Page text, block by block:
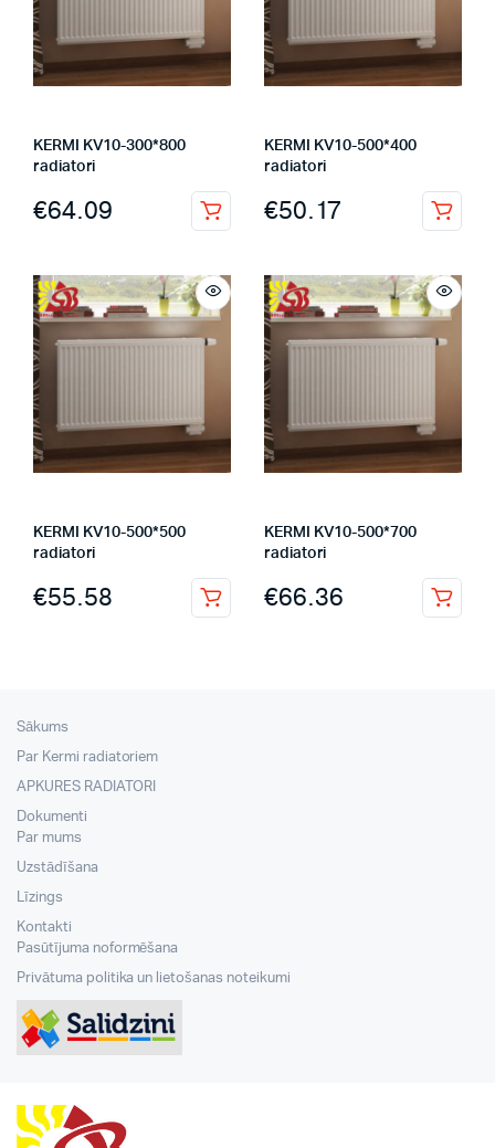
KERMI KV10-300*800
radiatori
€64.09
KERMI KV10-500*400
radiatori
€50.17
KERMI KV10-500*500
radiatori
€55.58
KERMI KV10-500*700
radiatori
€66.36
Sākums
Par Kermi radiatoriem
APKURES RADIATORI
Dokumenti
Par mums
Uzstādīšana
Līzings
Kontakti
Pasūtījuma noformēšana
Privātuma politika un lietošanas noteikumi